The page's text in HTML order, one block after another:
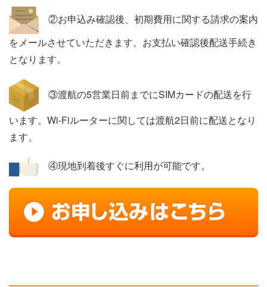
②お申込み確認後、初期費用に関する請求の案内
をメールさせていただきます。お支払い確認後配送手続き
となります。
③渡航の5営業日前までにSIMカードの配送を行
います。Wi-Fiルーターに関しては渡航2日前に配送となり
ます。
④現地到着後すぐに利用が可能です。